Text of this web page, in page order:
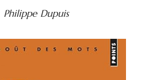
Philippe Dupuis